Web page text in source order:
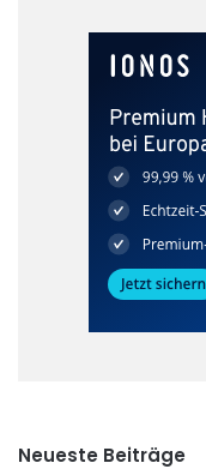
Neueste Beiträge